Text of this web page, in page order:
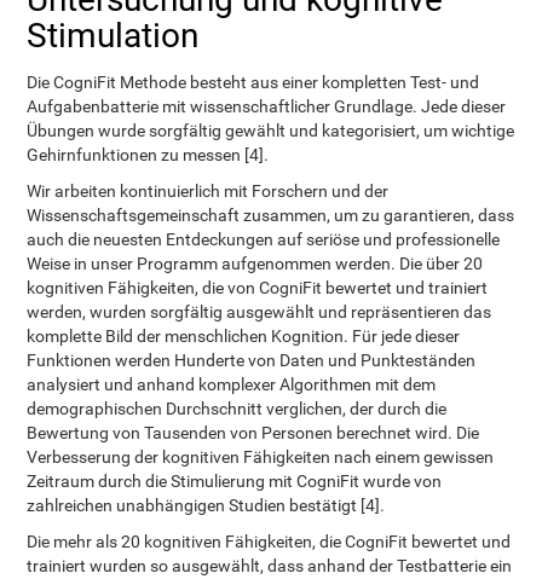
Stimulation
Die CogniFit Methode besteht aus einer kompletten Test- und
Aufgabenbatterie mit wissenschaftlicher Grundlage. Jede dieser
Übungen wurde sorgfältig gewählt und kategorisiert, um wichtige
Gehirnfunktionen zu messen [4].
Wir arbeiten kontinuierlich mit Forschern und der
Wissenschaftsgemeinschaft zusammen, um zu garantieren, dass
auch die neuesten Entdeckungen auf seriöse und professionelle
Weise in unser Programm aufgenommen werden. Die über 20
kognitiven Fähigkeiten, die von CogniFit bewertet und trainiert
werden, wurden sorgfältig ausgewählt und repräsentieren das
komplette Bild der menschlichen Kognition. Für jede dieser
Funktionen werden Hunderte von Daten und Punkteständen
analysiert und anhand komplexer Algorithmen mit dem
demographischen Durchschnitt verglichen, der durch die
Bewertung von Tausenden von Personen berechnet wird. Die
Verbesserung der kognitiven Fähigkeiten nach einem gewissen
Zeitraum durch die Stimulierung mit CogniFit wurde von
zahlreichen unabhängigen Studien bestätigt [4].
Die mehr als 20 kognitiven Fähigkeiten, die CogniFit bewertet und
trainiert wurden so ausgewählt, dass anhand der Testbatterie ein